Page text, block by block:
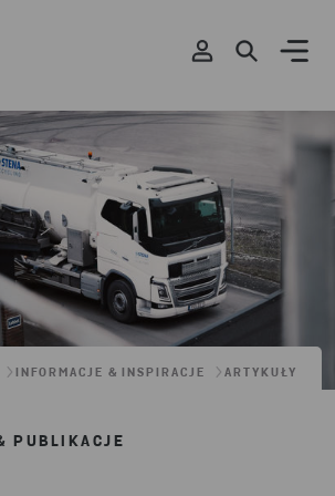
INFORMACJE & INSPIRACJE ARTYKUŁY
PUBLIKACJE